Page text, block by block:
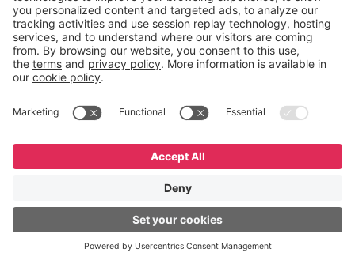
Memphis
Eduardo Ribeiro
CEO
uma solução 360°, que permite
logística reversa. Podemos
verificar, analisar, recondicionar e
reintegrar equipamentos à cadeia,